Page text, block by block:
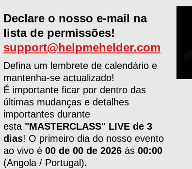
Declare o nosso e-mail na
lista de permissões!
support@helpmehelder.com
Defina um lembrete de calendário e
mantenha-se actualizado!
É importante ficar por dentro das
últimas mudanças e detalhes
importantes durante
esta "MASTERCLASS" LIVE de 3
dias! O primeiro dia do nosso evento
ao vivo é 00 de 00 de 2026 às 00:00
(Angola / Portugal).